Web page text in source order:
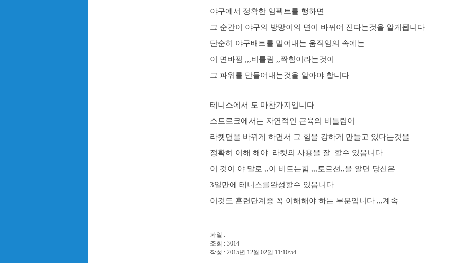
야구에서 정확한 임펙트를 행하면
그 순간이 야구의 방망이의 면이 바뀌어 진다는것을 알게됩니다
단순히 야구배트를 밀어내는 움직임의 속에는
이 면바뀜 ,,,비틀림 ,,짝힘이라는것이
그 파워를 만들어내는것을 알아야 합니다
테니스에서 도 마찬가지입니다
스트로크에서는 자연적인 근육의 비틀림이
라켓면을 바뀌게 하면서 그 힘을 강하게 만들고 있다는것을
정확히 이해 해야 라켓의 사용을 잘 할수 있읍니다
이 것이 야 말로 ,,이 비트는힘 ,,,토르션,,을 알면 당신은
3일만에 테니스를완성할수 있읍니다
이것도 훈련단계중 꼭 이해해야 하는 부분입니다 ,,,계속
파일 :
조회 : 3014
작성 : 2015년 12월 02일 11:10:54